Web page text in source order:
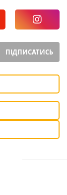
ПІДПИСАТИСЬ